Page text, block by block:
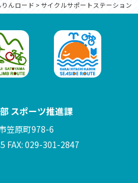
んロード > サイクルサポートステーション
スポーツ推進課
笠原町978-6
FAX: 029-301-2847